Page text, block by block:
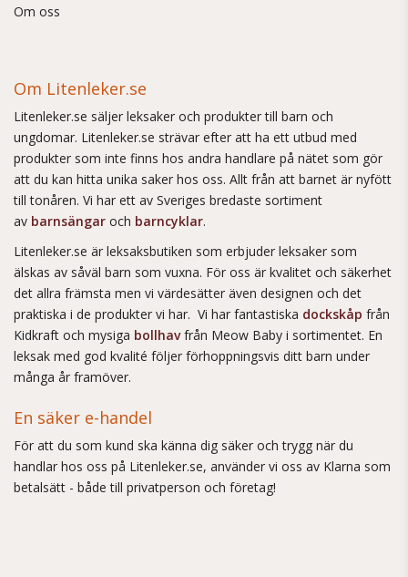
Om oss
Om Litenleker.se
Litenleker.se säljer leksaker och produkter till barn och
ungdomar. Litenleker.se strävar efter att ha ett utbud med
produkter som inte finns hos andra handlare på nätet som gör
att du kan hitta unika saker hos oss. Allt från att barnet är nyfött
till tonåren. Vi har ett av Sveriges bredaste sortiment
av barnsängar och barncyklar.
Litenleker.se är leksaksbutiken som erbjuder leksaker som
älskas av såväl barn som vuxna. För oss är kvalitet och säkerhet
det allra främsta men vi värdesätter även designen och det
praktiska i de produkter vi har. Vi har fantastiska dockskåp från
Kidkraft och mysiga bollhavfrån Meow Baby i sortimentet. En
leksak med god kvalité följer förhoppningsvis ditt barn under
många år framöver.
En säker e-handel
För att du som kund ska känna dig säker och trygg när du
handlar hos oss på Litenleker.se, använder vi oss av Klarna som
betalsätt - både till privatperson och företag!